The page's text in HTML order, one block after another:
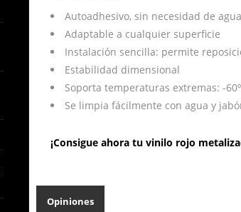
Autoadhesivo, sin necesidad de agua
Adaptable a cualquier superficie
Instalación sencilla: permite
Estabilidad dimensional
Soporta temperaturas extremas: -
Se limpia fácilmente con agua y
¡Consigue ahora tu vinilo rojo
Opiniones